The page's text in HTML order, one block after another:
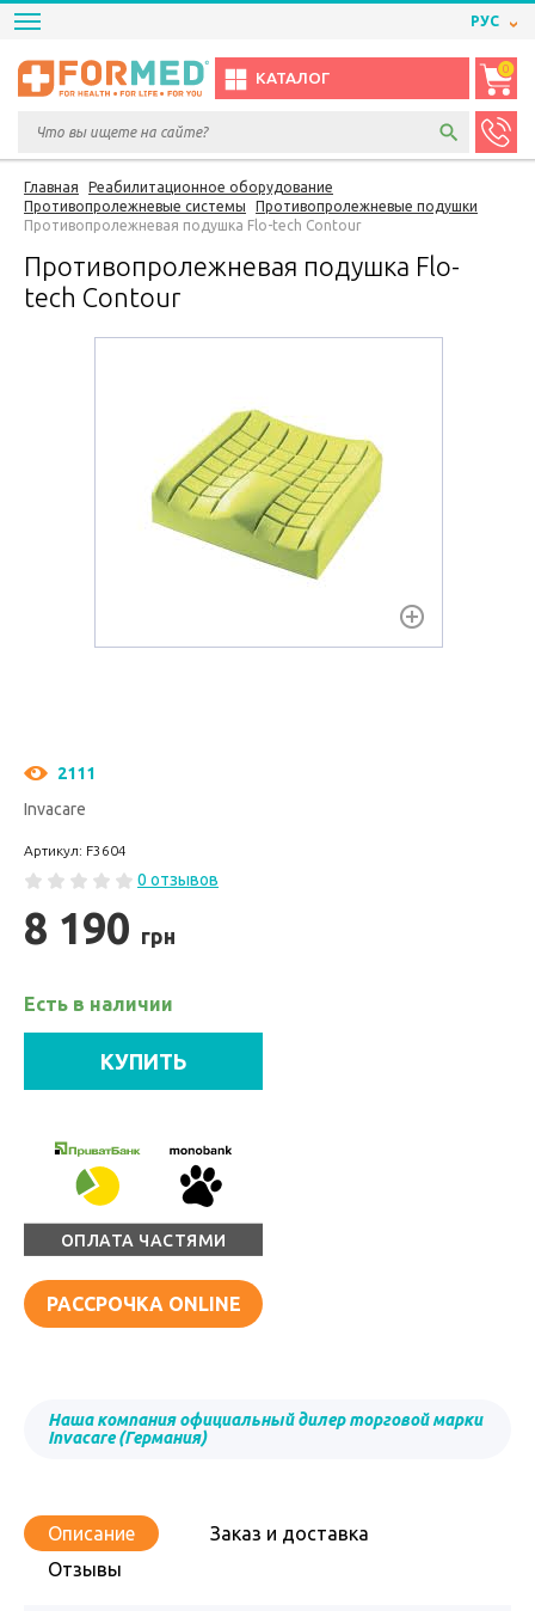
РУС
КАТАЛОГ
0
Главная
Реабилитационное оборудование
Противопролежневые системы
Противопролежневые подушки
Противопролежневая подушка Flo-tech Contour
Противопролежневая подушка Flo-
tech Contour
2111
Invacare
Артикул: F3604
0 отзывов
8 190 грн
Есть в наличии
КУПИТЬ
ОПЛАТА ЧАСТЯМИ
РАССРОЧКА ONLINE
Наша компания официальный дилер торговой марки
Invacare (Германия)
Описание
Заказ и доставка
Отзывы